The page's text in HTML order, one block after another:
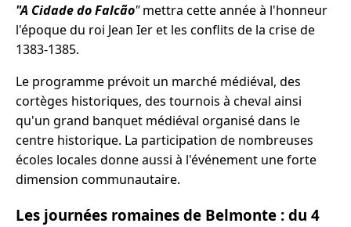
"A Cidade do Falcão"mettra cette année à l'honneur
l'époque du roi Jean Ier et les conflits de la crise de
1383-1385.
Le programme prévoit un marché médiéval, des
cortèges historiques, des tournois à cheval ainsi
qu'un grand banquet médiéval organisé dans le
centre historique. La participation de nombreuses
écoles locales donne aussi à l'événement une forte
dimension communautaire.
Les journées romaines de Belmonte : du 4